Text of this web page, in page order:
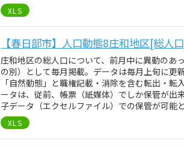
XLS
【春日部市】人口動態8庄和地区[総人
庄和地区の総人口について、前月中に異動のあ
の別）として毎月掲載。データは毎月上旬に更
「自然動態」と職権記載・消除を含む転出・
ータは、従前、帳票（紙媒体）でしか保管が
子データ（エクセルファイル）での保管が可能
XLS